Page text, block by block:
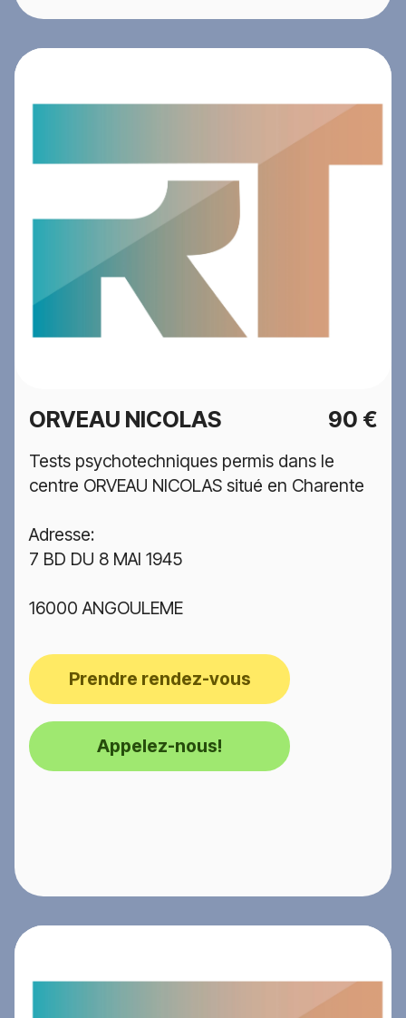
ORVEAU NICOLAS 90 €
Tests psychotechniques permis dans le
centre ORVEAU NICOLAS situé en Charente
Adresse:
7 BD DU 8 MAI 1945
16000 ANGOULEME
Prendre rendez-vous
Appelez-nous!